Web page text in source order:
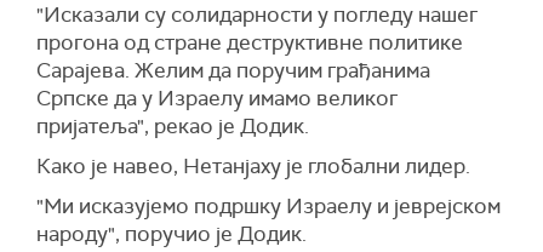
"Исказали су солидарности у погледу нашег
прогона од стране деструктивне политике
Сарајева. Желим да поручим грађанима
Српске да у Израелу имамо великог
пријатеља", рекао је Додик.
Како је навео, Нетанјаху је глобални лидер.
"Ми исказујемо подршку Израелу и јеврејском
народу", поручио је Додик.